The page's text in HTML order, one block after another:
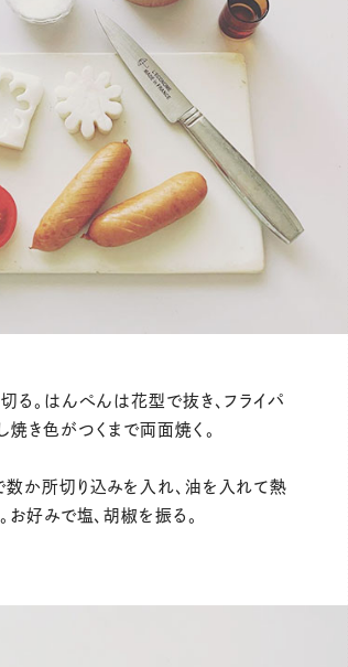
る。はんぺんは花型で抜き、フライパ
き色がつくまで両面焼く。
か所切り込みを入れ、油を入れて熱
お好みで塩、胡椒を振る。